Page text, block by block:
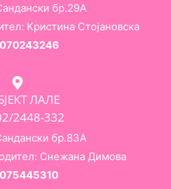
бр.29А
Кристина Стојановска
070243246
ЛАЛЕ
2448-332
бр.83А
Снежана Димова
075445310